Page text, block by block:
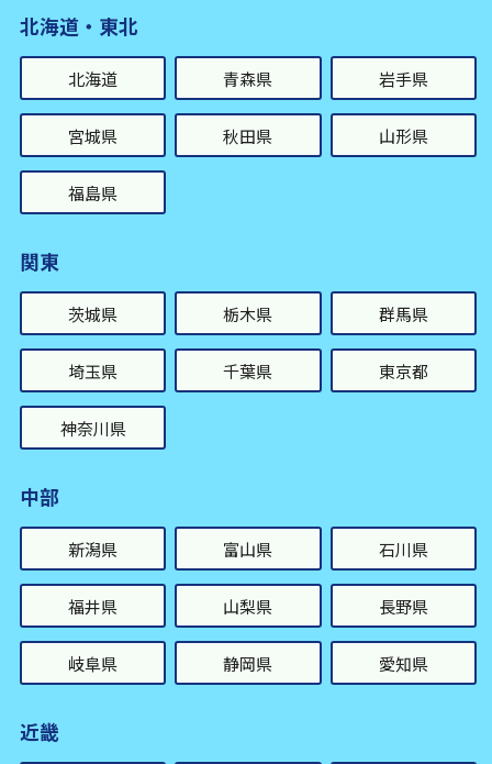
北海道・東北
北海道 青森県 岩手県
宮城県 秋田県 山形県
福島県
関東
茨城県 栃木県 群馬県
埼玉県 千葉県 東京都
神奈川県
中部
新潟県 富山県 石川県
福井県 山梨県 長野県
岐阜県 静岡県 愛知県
近畿